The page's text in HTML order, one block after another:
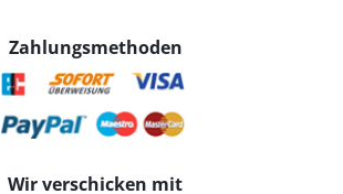
Zahlungsmethoden
Wir verschicken mit